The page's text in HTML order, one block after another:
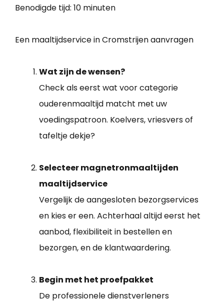
Benodigde tijd: 10 minuten
Een maaltijdservice in Cromstrijen aanvragen
Wat zijn de wensen?
Check als eerst wat voor categorie
ouderenmaaltijd matcht met uw
voedingspatroon. Koelvers, vriesvers of
tafeltje dekje?
Selecteer magnetronmaaltijden
maaltijdservice
Vergelijk de aangesloten bezorgservices
en kies er een. Achterhaal altijd eerst het
aanbod, flexibiliteit in bestellen en
bezorgen, en de klantwaardering.
Begin met het proefpakket
De professionele dienstverleners